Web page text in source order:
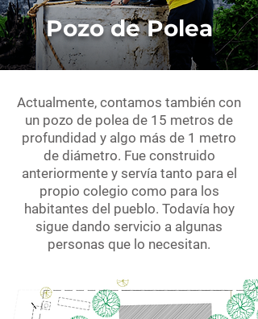
Pozo de Polea
Actualmente, contamos también con
un pozo de polea de 15 metros de
profundidad y algo más de 1 metro
de diámetro. Fue construido
anteriormente y servía tanto para el
propio colegio como para los
habitantes del pueblo. Todavía hoy
sigue dando servicio a algunas
personas que lo necesitan.